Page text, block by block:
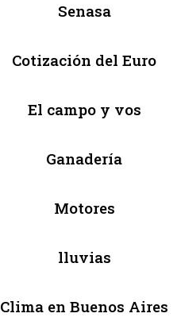
Senasa
Cotización del Euro
El campo y vos
Ganadería
Motores
lluvias
Clima en Buenos Aires